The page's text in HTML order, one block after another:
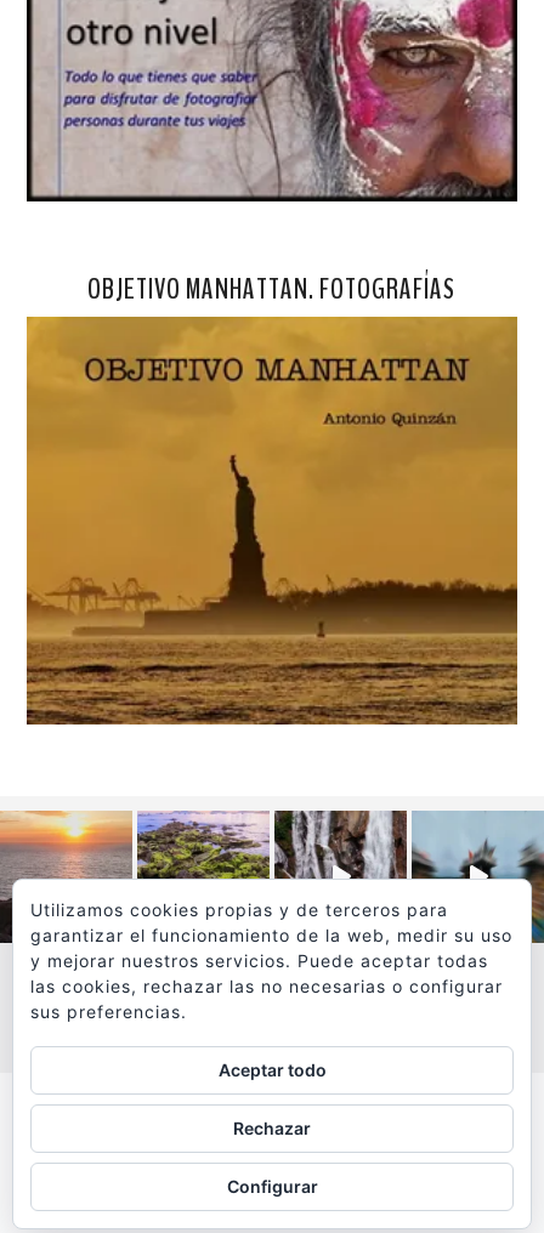
OBJETIVO MANHATTAN. FOTOGRAFÍAS
VER MÁS
Todos los textos y fotografías de
www.viajesyfotografia.comson propiedad de su autor
y están protegidos por © Copyright
Utilizamos cookies propias y de terceros para
garantizar el funcionamiento de la web, medir su uso
y mejorar nuestros servicios. Puede aceptar todas
las cookies, rechazar las no necesarias o configurar
sus preferencias.
Aceptar todo
Rechazar
Configurar